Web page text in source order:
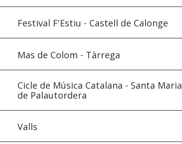
Festival F'Estiu - Castell de Calonge
Mas de Colom - Tàrrega
Cicle de Música Catalana - Santa Maria
de Palautordera
Valls